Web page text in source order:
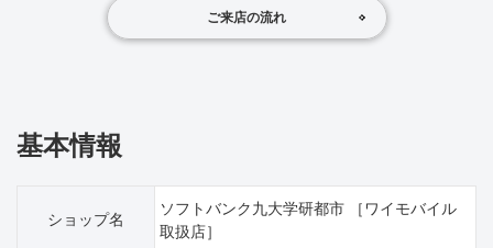
ご来店の流れ
基本情報
ショップ名
ソフトバンク九大学研都市 ［ワイモバイル
取扱店］